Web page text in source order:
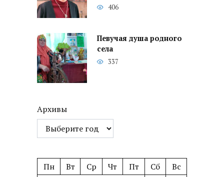
406
Певучая душа родного
села
337
Архивы
Пн Вт Ср Чт Пт Сб
Вс